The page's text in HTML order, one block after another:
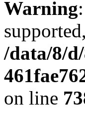
Warning
/data/8/
on line